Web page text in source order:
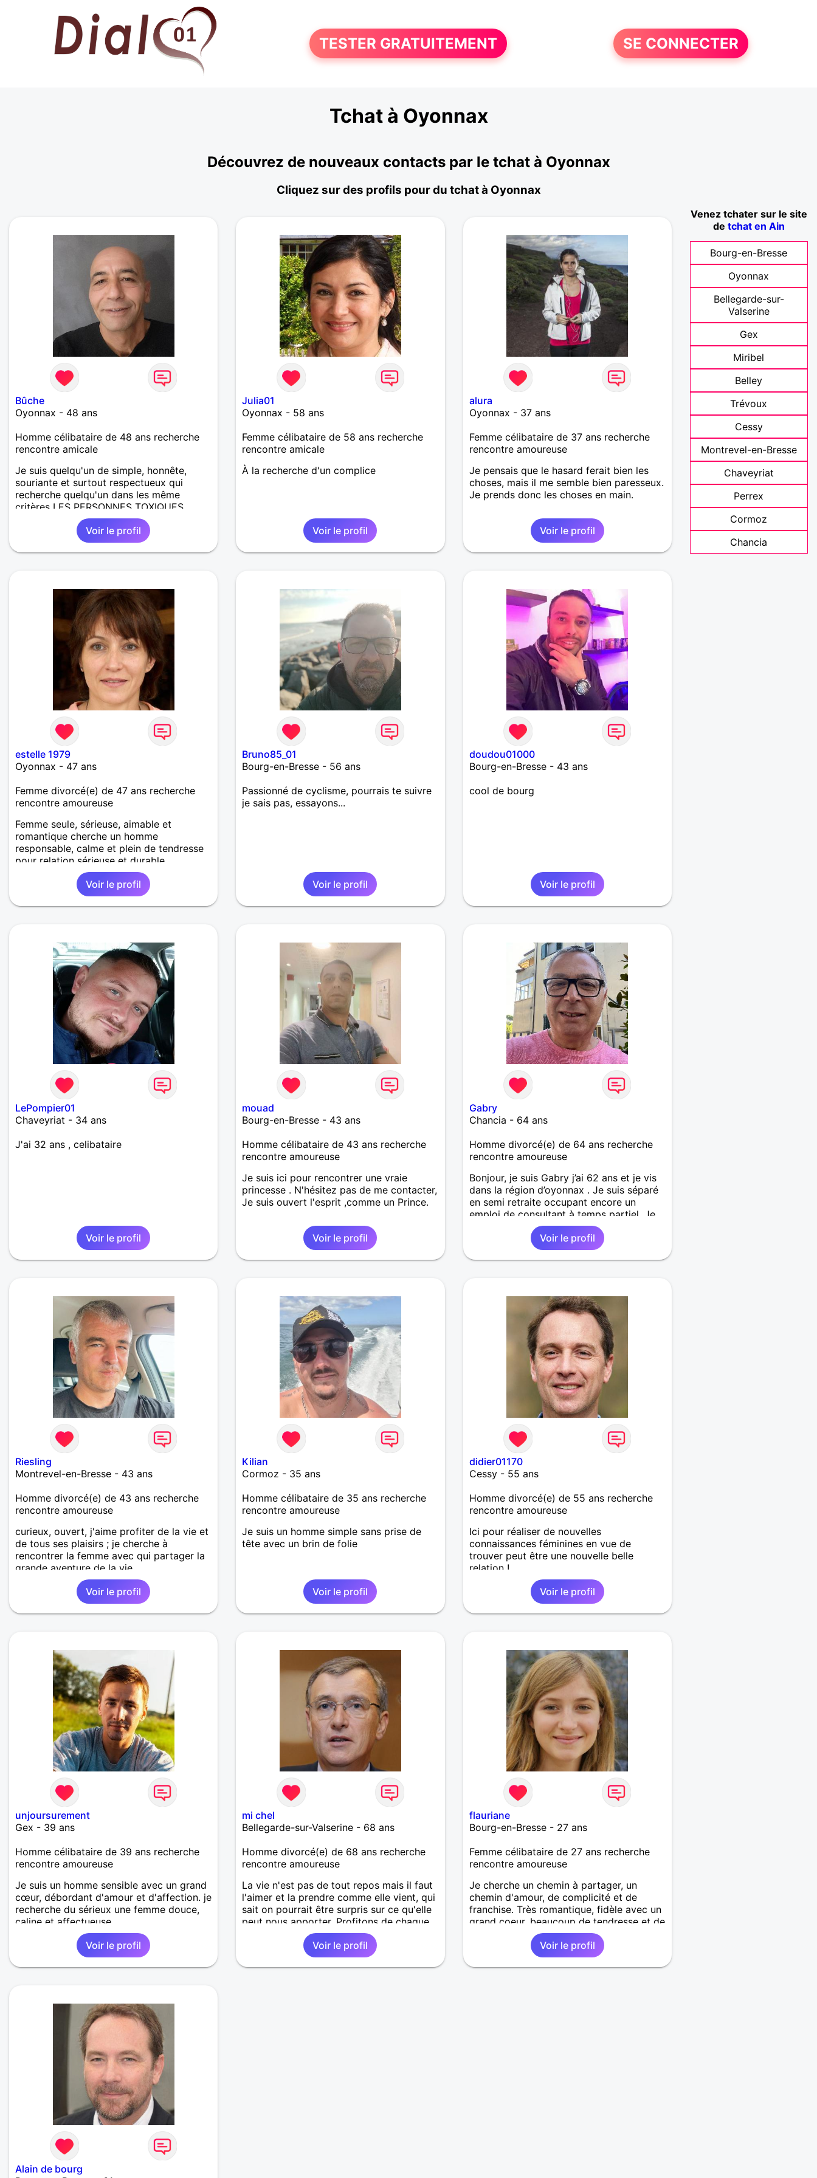
TESTER GRATUITEMENT SE CONNECTER
Tchat à Oyonnax
Découvrez de nouveaux contacts par le tchat à Oyonnax
Cliquez sur des profils pour du tchat à Oyonnax
Bûche
Oyonnax - 48 ans
Homme célibataire de 48 ans recherche
rencontre amicale
Je suis quelqu'un de simple, honnête,
souriante et surtout respectueux qui
recherche quelqu'un dans les même
critères LES PERSONNES TOXIQUES
éloignez-vous svp j'ai eu ma dose
N'hésitez pas à venir me découvrir
comme je suis J'aimerais une personne
pas trop loin de moi, si rencontre y devait
Voir le profil
Julia01
Oyonnax - 58 ans
Femme célibataire de 58 ans recherche
rencontre amicale
À la recherche d'un complice
Voir le profil
alura
Oyonnax - 37 ans
Femme célibataire de 37 ans recherche
rencontre amoureuse
Je pensais que le hasard ferait bien les
choses, mais il me semble bien paresseux.
Je prends donc les choses en main.
Voir le profil
estelle 1979
Oyonnax - 47 ans
Femme divorcé(e) de 47 ans recherche
rencontre amoureuse
Femme seule, sérieuse, aimable et
romantique cherche un homme
responsable, calme et plein de tendresse
pour relation sérieuse et durable.
Voir le profil
Bruno85_01
Bourg-en-Bresse - 56 ans
Passionné de cyclisme, pourrais te suivre
je sais pas, essayons...
Voir le profil
doudou01000
Bourg-en-Bresse - 43 ans
cool de bourg
Voir le profil
LePompier01
Chaveyriat - 34 ans
J'ai 32 ans , celibataire
Voir le profil
mouad
Bourg-en-Bresse - 43 ans
Homme célibataire de 43 ans recherche
rencontre amoureuse
Je suis ici pour rencontrer une vraie
princesse . N'hésitez pas de me contacter,
Je suis ouvert l'esprit ,comme un Prince.
Voir le profil
Gabry
Chancia - 64 ans
Homme divorcé(e) de 64 ans recherche
rencontre amoureuse
Bonjour, je suis Gabry j’ai 62 ans et je vis
dans la région d’oyonnax . Je suis séparé
en semi retraite occupant encore un
emploi de consultant à temps partiel. Je
serais ravi de rencontrer une dame
bienveillante afin de partager les
moments simples de la vie et pourquoi
pas aboutir à une relation amoureuse et
respect et de joie de vivre . Alors si une
dame pourrait avoir les mêmes attentes
que moi , rencontrons nous
Voir le profil
Riesling
Montrevel-en-Bresse - 43 ans
Homme divorcé(e) de 43 ans recherche
rencontre amoureuse
curieux, ouvert, j'aime profiter de la vie et
de tous ses plaisirs ; je cherche à
rencontrer la femme avec qui partager la
grande aventure de la vie
Voir le profil
Kilian
Cormoz - 35 ans
Homme célibataire de 35 ans recherche
rencontre amoureuse
Je suis un homme simple sans prise de
tête avec un brin de folie
Voir le profil
didier01170
Cessy - 55 ans
Homme divorcé(e) de 55 ans recherche
rencontre amoureuse
Ici pour réaliser de nouvelles
connaissances féminines en vue de
trouver peut être une nouvelle belle
relation !
Voir le profil
unjoursurement
Gex - 39 ans
Homme célibataire de 39 ans recherche
rencontre amoureuse
Je suis un homme sensible avec un grand
cœur, débordant d'amour et d'affection. je
recherche du sérieux une femme douce,
caline et affectueuse.
Voir le profil
mi chel
Bellegarde-sur-Valserine - 68 ans
Homme divorcé(e) de 68 ans recherche
rencontre amoureuse
La vie n'est pas de tout repos mais il faut
l'aimer et la prendre comme elle vient, qui
sait on pourrait être surpris sur ce qu'elle
peut nous apporter. Profitons de chaque
instant pour être heureux.
Voir le profil
flauriane
Bourg-en-Bresse - 27 ans
Femme célibataire de 27 ans recherche
rencontre amoureuse
Je cherche un chemin à partager, un
chemin d'amour, de complicité et de
franchise. Très romantique, fidèle avec un
grand coeur, beaucoup de tendresse et de
douceur à donner.
Voir le profil
Alain de bourg
Venez tchater sur le site
de tchat en Ain
Bourg-en-Bresse
Oyonnax
Bellegarde-sur-
Valserine
Gex
Miribel
Belley
Trévoux
Cessy
Montrevel-en-Bresse
Chaveyriat
Perrex
Cormoz
Chancia